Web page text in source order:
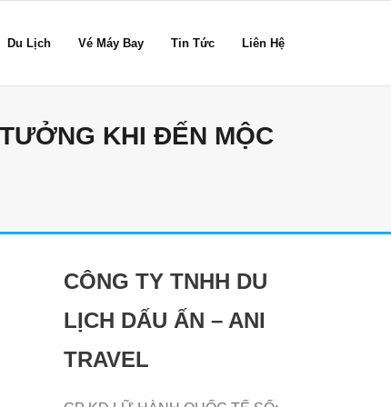
Du Lịch Vé Máy Bay Tin Tức Liên Hệ
KHI ĐẾN MỘC
CÔNG TY TNHH DU
LỊCH DẤU ẤN – ANI
TRAVEL